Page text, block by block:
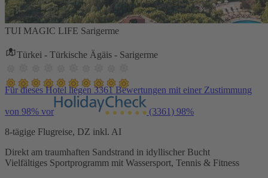
TUI MAGIC LIFE Sarigerme
Türkei - Türkische Ägäis - Sarigerme
Für dieses Hotel liegen 3361 Bewertungen mit einer Zustimmung
von 98% vor (3361) 98%
8-tägige Flugreise, DZ inkl. AI
Direkt am traumhaften Sandstrand in idyllischer Bucht
Vielfältiges Sportprogramm mit Wassersport, Tennis & Fitness